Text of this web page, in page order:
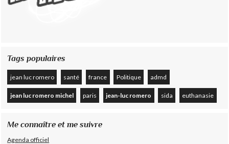
Tags populaires
jean luc romero santé france Politique admd
jean luc romero michel paris jean-luc romero sida euthanasie
Me connaître et me suivre
Agenda officiel